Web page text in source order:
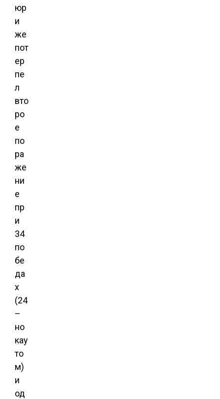
юр
и
же
пот
ер
пе
л
вто
ро
е
по
ра
же
ни
е
пр
и
34
по
бе
да
х
(24
–
но
кау
то
м)
и
од